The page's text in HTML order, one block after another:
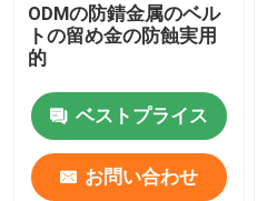
ODMの防錆金属のベル
トの留め金の防蝕実用
的
ベストプライス
お問い合わせ